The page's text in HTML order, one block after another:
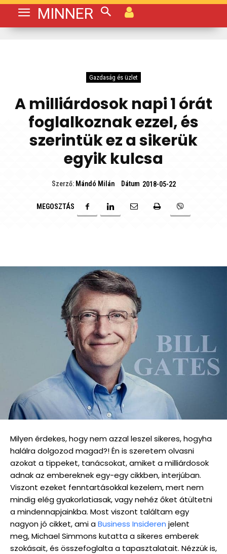
MINNER
Gazdaság és üzlet
A milliárdosok napi 1 órát
foglalkoznak ezzel, és
szerintük ez a sikerük
egyik kulcsa
Szerző: Mándó Milán Dátum 2018-05-22
MEGOSZTÁS
Milyen érdekes, hogy nem azzal leszel sikeres, hogyha
halálra dolgozod magad?! Én is szeretem olvasni
azokat a tippeket, tanácsokat, amiket a milliárdosok
adnak az embereknek egy-egy cikkben, interjúban.
Viszont ezeket fenntartásokkal kezelem, mert nem
mindig elég gyakorlatiasak, vagy nehéz őket átültetni
a mindennapjainkba. Most viszont találtam egy
nagyon jó cikket, ami aBusiness Insideren jelent
meg, Michael Simmons kutatta a sikeres emberek
szokásait, és összefoglalta a tapasztalatait. Nézzük is,